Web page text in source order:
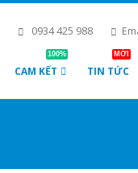
0934 425 988
CAM KẾT
100%
TIN TỨC
MỚI